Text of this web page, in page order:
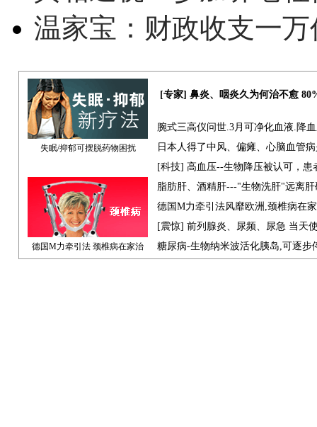
温家宝：财政收支一
失眠/抑郁可摆脱药物困扰
[专家] 鼻炎、咽炎久为何治不愈
腕式三高仪问世.3月可净化血液.降
日本人得了中风、偏瘫、心脑血管
[科技] 高血压--生物降压被认可，患
德国M力牵引法 颈椎病在家治
脂肪肝、酒精肝---"生物洗肝"远离肝
德国M力牵引法风靡欧洲,颈椎病在
[震惊] 前列腺炎、尿频、尿急 当天
糖尿病-生物纳米波活化胰岛,可逐步